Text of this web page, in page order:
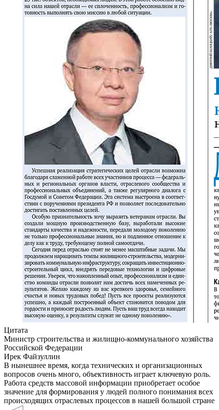
Цитата
Министр строительства и жилищно-коммунального хозяйства
Российской Федерации
Ирек Файзуллин
В нынешнее время, когда технических и организационных
вопросов очень много, объективность играет ключевую роль.
Работа средств массовой информации приобретает особое
значение для формирования у людей полного понимания всех
происходящих отраслевых процессов в нашей большой стране